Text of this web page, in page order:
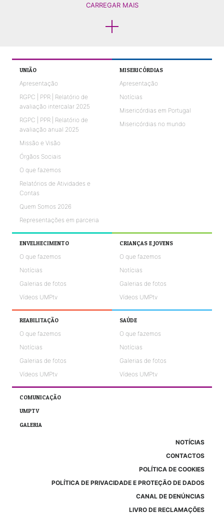
CARREGAR MAIS
UNIÃO
Apresentação
RGPC | PPR | Relatório de
avaliação intercalar 2025
RGPC | PPR | Relatório de
avaliação anual 2025
Missão e Visão
Órgãos Sociais
O que fazemos
Relatórios de Atividades e
Contas
Quem Somos 2026
Representações em parceria
MISERICÓRDIAS
Apresentação
Notícias
Misericórdias em Portugal
Misericórdias no mundo
ENVELHECIMENTO
O que fazemos
Notícias
Galerias de fotos
Vídeos UMPtv
CRIANÇAS E JOVENS
O que fazemos
Notícias
Galerias de fotos
Vídeos UMPtv
REABILITAÇÃO
O que fazemos
Notícias
Galerias de fotos
Vídeos UMPtv
SAÚDE
O que fazemos
Notícias
Galerias de fotos
Vídeos UMPtv
COMUNICAÇÃO
UMPTV
GALERIA
NOTÍCIAS
CONTACTOS
POLÍTICA DE COOKIES
POLÍTICA DE PRIVACIDADE E PROTEÇÃO DE DADOS
CANAL DE DENÚNCIAS
LIVRO DE RECLAMAÇÕES